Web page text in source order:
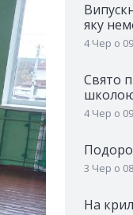
яку
4 Чер о
Свято
4 Чер о
3 Чер о
На